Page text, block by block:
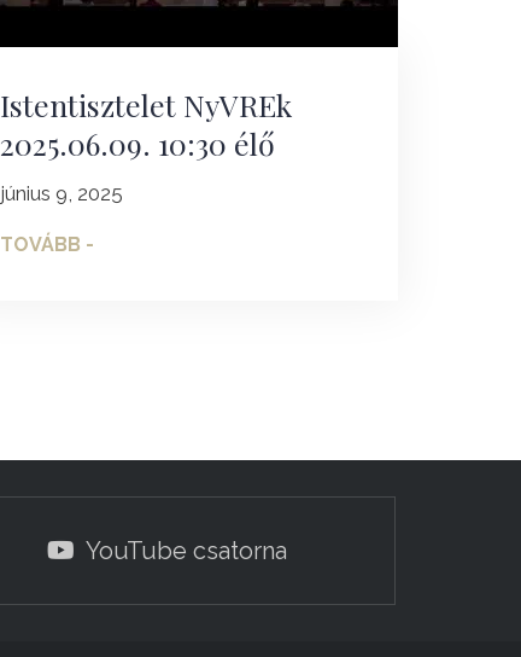
Istentisztelet NyVREk
2025.06.09. 10:30 élő
június 9, 2025
TOVÁBB -
YouTube csatorna